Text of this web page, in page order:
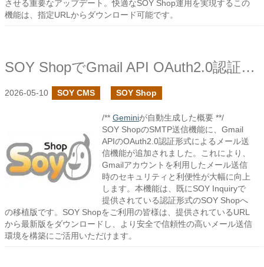
させる重要なアップデート。快適なSOY Shop運用を実現するこの
機能は、指定URLからダウンロード可能です。
SOY ShopでGmail API OAuth2.0認証の設定を追加しました
2026-05-10 SOY CMS SOY Shop
/** Geminiが自動生成した概要 **/
SOY ShopのSMTP送信機能に、Gmail
APIのOAuth2.0認証形式によるメール送
信機能が追加されました。これにより、
Gmailアカウントを利用したメール送信
時のセキュリティと利便性が大幅に向上
します。本機能は、既にSOY Inquiryで
提供されている認証形式のSOY Shopへ
の移植版です。SOY Shopをご利用の皆様は、提供されているURL
から最新版をダウンロードし、より安全で信頼性の高いメール送信
環境を構築にご活用いただけます。